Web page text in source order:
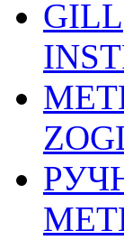
GILL